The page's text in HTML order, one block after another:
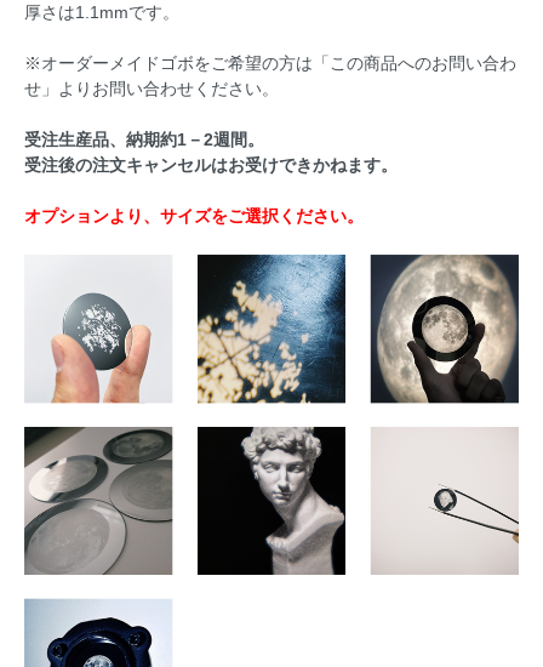
厚さは1.1mmです。
※オーダーメイドゴボをご希望の方は「この商品へのお問い合わ
せ」よりお問い合わせください。
受注生産品、納期約1－2週間。
受注後の注文キャンセルはお受けできかねます。
オプションより、サイズをご選択ください。